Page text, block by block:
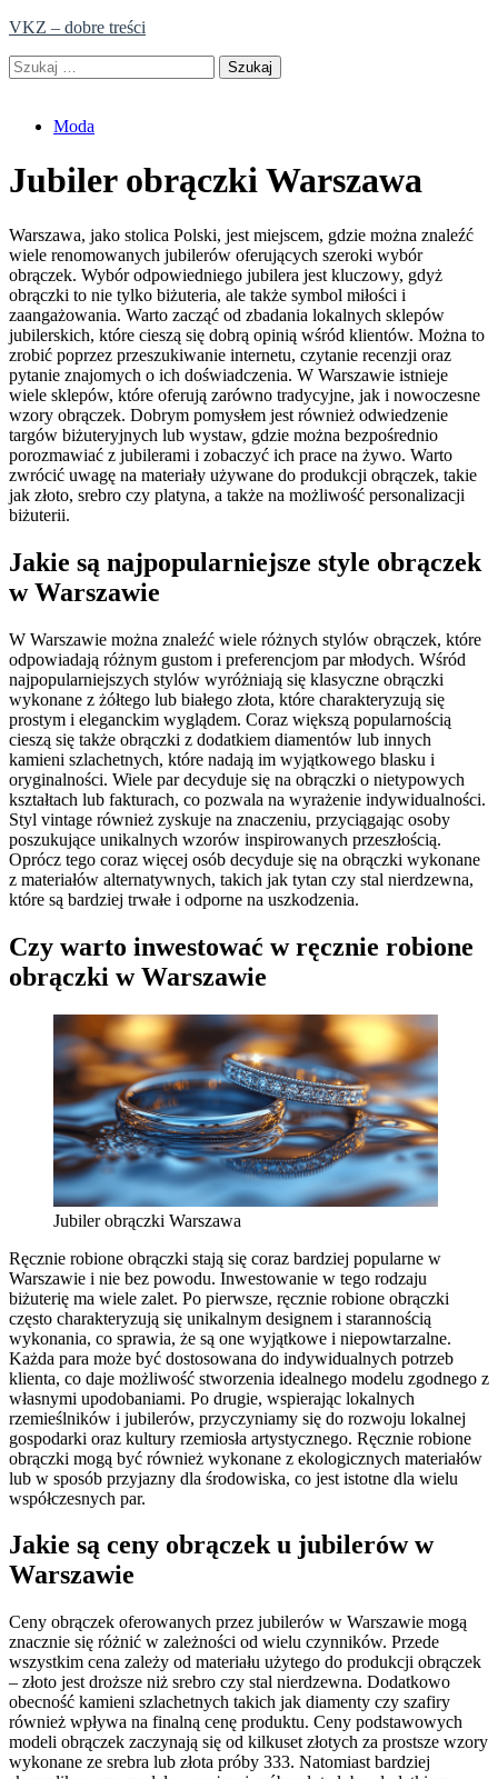
Skip
content
VKZ – dobre treści
Szukaj:
Moda
Jubiler obrączki Warszawa
Warszawa, jako stolica Polski, jest miejscem, gdzie można znaleźć
wiele renomowanych jubilerów oferujących szeroki wybór
obrączek. Wybór odpowiedniego jubilera jest kluczowy, gdyż
obrączki to nie tylko biżuteria, ale także symbol miłości i
zaangażowania. Warto zacząć od zbadania lokalnych sklepów
jubilerskich, które cieszą się dobrą opinią wśród klientów. Można to
zrobić poprzez przeszukiwanie internetu, czytanie recenzji oraz
pytanie znajomych o ich doświadczenia. W Warszawie istnieje
wiele sklepów, które oferują zarówno tradycyjne, jak i nowoczesne
wzory obrączek. Dobrym pomysłem jest również odwiedzenie
targów biżuteryjnych lub wystaw, gdzie można bezpośrednio
porozmawiać z jubilerami i zobaczyć ich prace na żywo. Warto
zwrócić uwagę na materiały używane do produkcji obrączek, takie
jak złoto, srebro czy platyna, a także na możliwość personalizacji
biżuterii.
Jakie są najpopularniejsze style obrączek
w Warszawie
W Warszawie można znaleźć wiele różnych stylów obrączek, które
odpowiadają różnym gustom i preferencjom par młodych. Wśród
najpopularniejszych stylów wyróżniają się klasyczne obrączki
wykonane z żółtego lub białego złota, które charakteryzują się
prostym i eleganckim wyglądem. Coraz większą popularnością
cieszą się także obrączki z dodatkiem diamentów lub innych
kamieni szlachetnych, które nadają im wyjątkowego blasku i
oryginalności. Wiele par decyduje się na obrączki o nietypowych
kształtach lub fakturach, co pozwala na wyrażenie indywidualności.
Styl vintage również zyskuje na znaczeniu, przyciągając osoby
poszukujące unikalnych wzorów inspirowanych przeszłością.
Oprócz tego coraz więcej osób decyduje się na obrączki wykonane
z materiałów alternatywnych, takich jak tytan czy stal nierdzewna,
które są bardziej trwałe i odporne na uszkodzenia.
Czy warto inwestować w ręcznie robione
obrączki w Warszawie
Jubiler obrączki Warszawa
Ręcznie robione obrączki stają się coraz bardziej popularne w
Warszawie i nie bez powodu. Inwestowanie w tego rodzaju
biżuterię ma wiele zalet. Po pierwsze, ręcznie robione obrączki
często charakteryzują się unikalnym designem i starannością
wykonania, co sprawia, że są one wyjątkowe i niepowtarzalne.
Każda para może być dostosowana do indywidualnych potrzeb
klienta, co daje możliwość stworzenia idealnego modelu zgodnego z
własnymi upodobaniami. Po drugie, wspierając lokalnych
rzemieślników i jubilerów, przyczyniamy się do rozwoju lokalnej
gospodarki oraz kultury rzemiosła artystycznego. Ręcznie robione
obrączki mogą być również wykonane z ekologicznych materiałów
lub w sposób przyjazny dla środowiska, co jest istotne dla wielu
współczesnych par.
Jakie są ceny obrączek u jubilerów w
Warszawie
Ceny obrączek oferowanych przez jubilerów w Warszawie mogą
znacznie się różnić w zależności od wielu czynników. Przede
wszystkim cena zależy od materiału użytego do produkcji obrączek
– złoto jest droższe niż srebro czy stal nierdzewna. Dodatkowo
obecność kamieni szlachetnych takich jak diamenty czy szafiry
również wpływa na finalną cenę produktu. Ceny podstawowych
modeli obrączek zaczynają się od kilkuset złotych za prostsze wzory
wykonane ze srebra lub złota próby 333. Natomiast bardziej